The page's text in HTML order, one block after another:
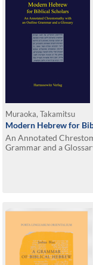
Muraoka, Takamitsu
Modern Hebrew for
An Annotated
Grammar and a